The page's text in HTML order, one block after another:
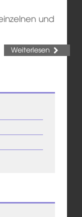
und
Weiterlesen